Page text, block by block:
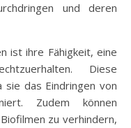
und deren
ist ihre Fähigkeit, eine
Diese
das Eindringen von
Zudem können
zu verhindern,